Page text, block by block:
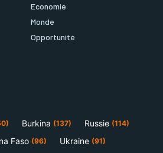
Economie
Monde
Opportunité
Burkina (137) Russie (114)
Faso (96) Ukraine (91)